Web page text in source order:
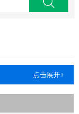
点击展开+